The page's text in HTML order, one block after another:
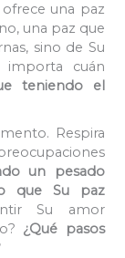
una paz
una paz que
sino de Su
importa cuán
teniendo el
Respira
un pesado
que Su paz
Su amor
¿Qué pasos